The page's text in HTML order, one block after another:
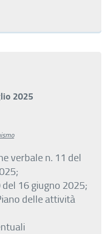
2025
verbale n. 11 del
del 16 giugno 2025;
delle attività